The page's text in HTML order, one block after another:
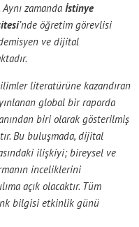
zamanda İstinye
’nde öğretim görevlisi
ve dijital
literatürüne kazandıran
global bir raporda
biri olarak gösterilmiş
Bu buluşmada, dijital
ilişkiyi; bireysel ve
inceliklerini
açık olacaktır. Tüm
bilgisi etkinlik günü